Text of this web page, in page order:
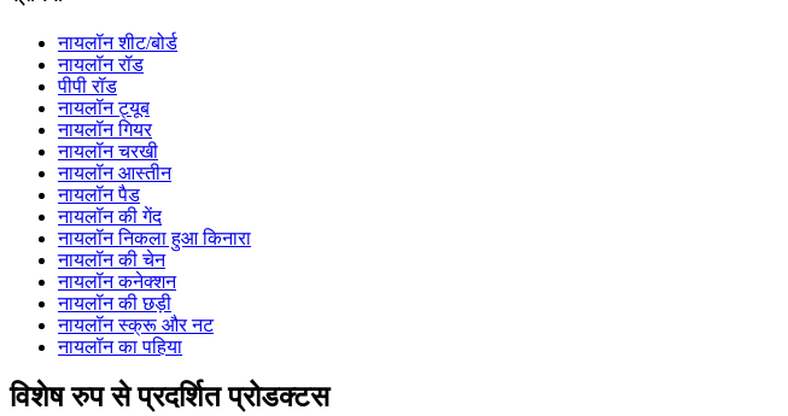
नायलॉन शीट/बोर्ड
नायलॉन रॉड
पीपी रॉड
नायलॉन ट्यूब
नायलॉन गियर
नायलॉन चरखी
नायलॉन आस्तीन
नायलॉन पैड
नायलॉन की गेंद
नायलॉन निकला हुआ किनारा
नायलॉन की चेन
नायलॉन कनेक्शन
नायलॉन की छड़ी
नायलॉन स्क्रू और नट
नायलॉन का पहिया
विशेष रुप से प्रदर्शित प्रोडक्टस